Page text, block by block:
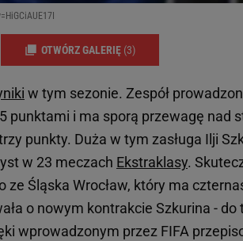
OTWÓRZ GALERIĘ (3)
w tym sezonie. Zespół
punktami i ma sporą przewagę nad
punkty. Duża w tym zasługa Ilji
w 23 meczach Ekstraklasy.
ze Śląska Wrocław, który ma
o nowym kontrakcie Szkurina - do
wprowadzonym przez FIFA